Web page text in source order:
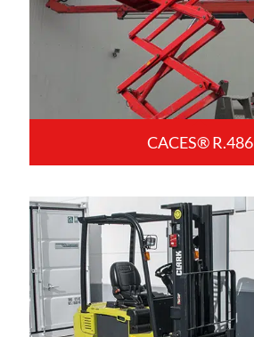
CACES® R.486